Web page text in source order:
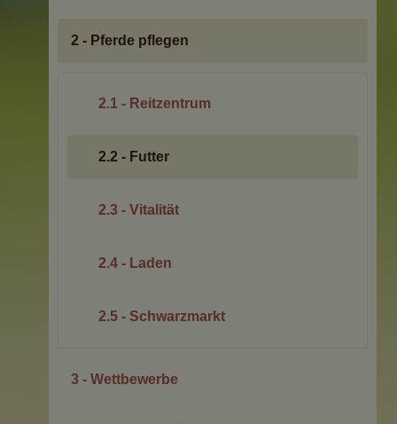
2 - Pferde pflegen
2.1 - Reitzentrum
2.2 - Futter
2.3 - Vitalität
2.4 - Laden
2.5 - Schwarzmarkt
3 - Wettbewerbe